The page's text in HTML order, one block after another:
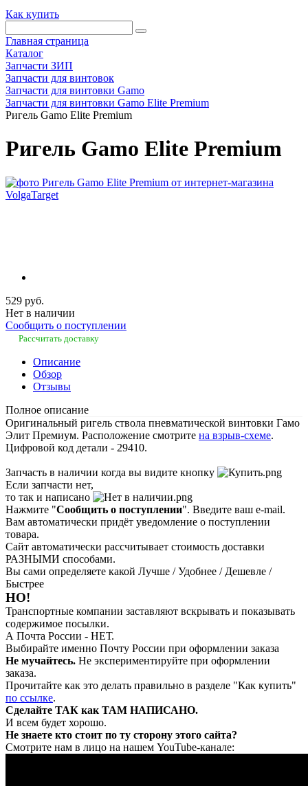
Как купить
Главная страница
Каталог
Запчасти ЗИП
Запчасти для винтовок
Запчасти для винтовки Gamo
Запчасти для винтовки Gamo Elite Premium
Ригель Gamo Elite Premium
Ригель Gamo Elite Premium
529 руб.
Нет в наличии
Сообщить о поступлении
Рассчитать доставку
Описание
Обзор
Отзывы
Полное описание
Оригинальный ригель ствола пневматической винтовки Гамо
Элит Премиум. Расположение смотрите на взрыв-схеме.
Цифровой код детали - 29410.
Запчасть в наличии когда вы видите кнопку
Если запчасти нет,
то так и написано
Нажмите "Сообщить о поступлении". Введите ваш e-mail.
Вам автоматически придёт уведомление о поступлении
товара.
Сайт автоматически рассчитывает стоимость доставки
РАЗНЫМИ способами.
Вы сами определяете какой Лучше / Удобнее / Дешевле /
Быстрее
НО!
Транспортные компании заставляют вскрывать и показывать
содержимое посылки.
А Почта России - НЕТ.
Выбирайте именно Почту России при оформлении заказа
Не мучайтесь. Не экспериментируйте при оформлении
заказа.
Прочитайте как это делать правильно в разделе "Как купить"
по ссылке.
Сделайте ТАК как ТАМ НАПИСАНО.
И всем будет хорошо.
Не знаете кто стоит по ту сторону этого сайта?
Смотрите нам в лицо на нашем YouTube-канале: